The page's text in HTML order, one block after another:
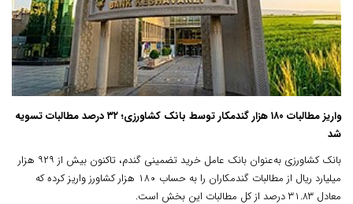
واریز مطالبات ۱۸۰ هزار گندمکار توسط بانک کشاورزی؛ ۳۲ درصد مطالبات تسویه
شد
بانک کشاورزی به‌عنوان بانک عامل خرید تضمینی گندم، تاکنون بیش از ۹۲۹ هزار
میلیارد ریال از مطالبات گندمکاران را به حساب ۱۸۰ هزار کشاورز واریز کرده که
معادل ۳۱.۸۳ درصد از کل مطالبات این بخش است.